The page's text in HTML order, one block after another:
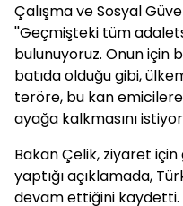
Çalışma ve Sosyal
''Geçmişteki tüm
bulunuyoruz. Onun için
batıda olduğu gibi,
teröre, bu kan
ayağa kalkmasını
Bakan Çelik, ziyaret
yaptığı açıklamada,
devam ettiğini kaydetti.